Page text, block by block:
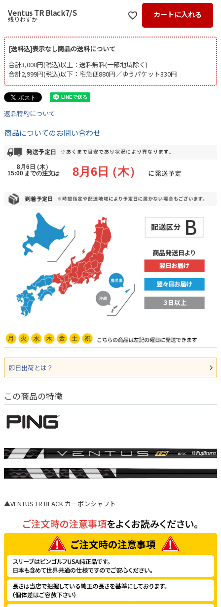
Ventus TR Black7/S
残りわずか カートに入れる
[送料込]表示なし商品の送料について
合計3,000円(税込)以上：送料無料(一部地域除く)
合計2,999円(税込)以下：宅急便880円／ゆうパケット330円
返品特約について
商品についてのお問い合わせ
即日出荷とは？
この商品の特徴
▲VENTUS TR BLACK カーボンシャフト